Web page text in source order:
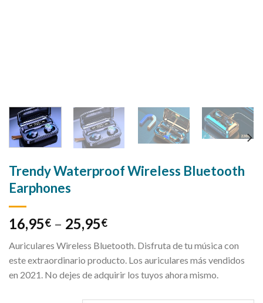
Trendy Waterproof Wireless Bluetooth
Earphones
16,95€ – 25,95€
Auriculares Wireless Bluetooth. Disfruta de tu música con
este extraordinario producto. Los auriculares más vendidos
en 2021. No dejes de adquirir los tuyos ahora mismo.